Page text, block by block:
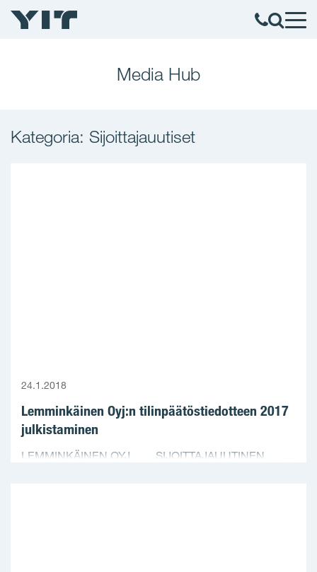
Media Hub
Kategoria: Sijoittajauutiset
24.1.2018
Lemminkäinen Oyj:n tilinpäätöstiedotteen 2017
julkistaminen
LEMMINKÄINEN OYJ SIJOITTAJAUUTINEN ...